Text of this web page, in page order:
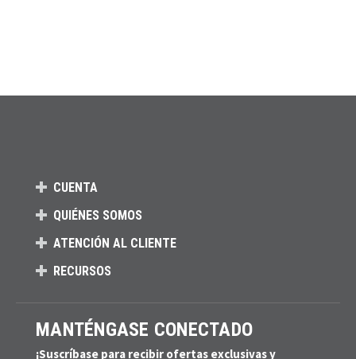
CUENTA
QUIÉNES SOMOS
ATENCIÓN AL CLIENTE
RECURSOS
MANTÉNGASE CONECTADO
¡Suscríbase para recibir ofertas exclusivas y